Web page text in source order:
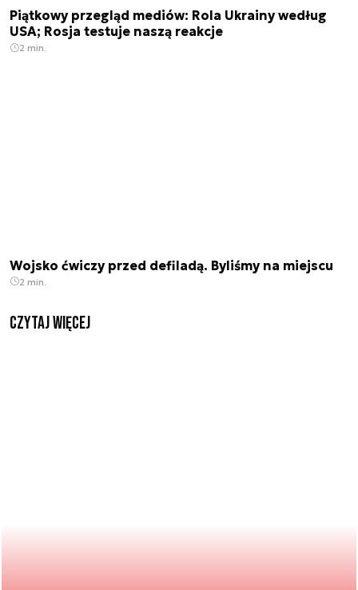
Piątkowy przegląd mediów: Rola Ukrainy według
USA; Rosja testuje naszą reakcje
2 min.
Wojsko ćwiczy przed defiladą. Byliśmy na miejscu
2 min.
czytaj więcej